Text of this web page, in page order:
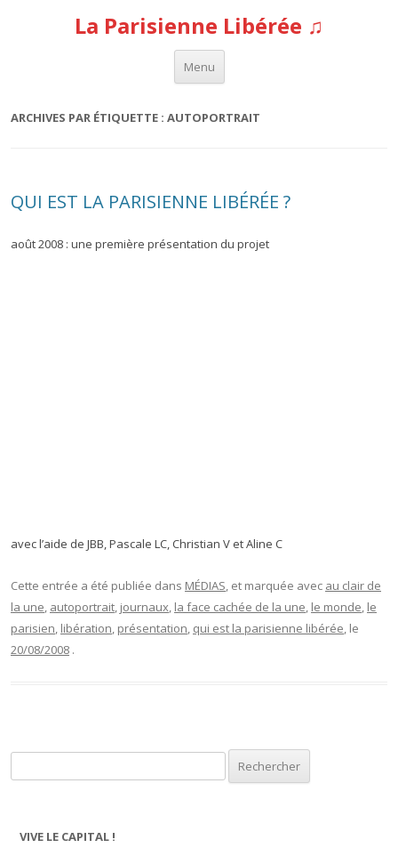
La Parisienne Libérée ♫
Menu
Aller au contenu
ARCHIVES PAR ÉTIQUETTE : AUTOPORTRAIT
QUI EST LA PARISIENNE LIBÉRÉE ?
août 2008 : une première présentation du projet
avec l’aide de JBB, Pascale LC, Christian V et Aline C
Cette entrée a été publiée dans MÉDIAS, et marquée avec au clair de
la une, autoportrait, journaux, la face cachée de la une, le monde, le
parisien, libération, présentation, qui est la parisienne libérée, le
20/08/2008 .
VIVE LE CAPITAL !